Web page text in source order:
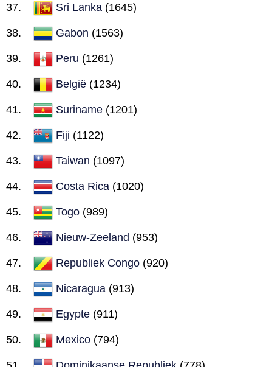
Sri Lanka (1645)
Gabon (1563)
Peru (1261)
België (1234)
Suriname (1201)
Fiji (1122)
Taiwan (1097)
Costa Rica (1020)
Togo (989)
Nieuw-Zeeland (953)
Republiek Congo (920)
Nicaragua (913)
Egypte (911)
Mexico (794)